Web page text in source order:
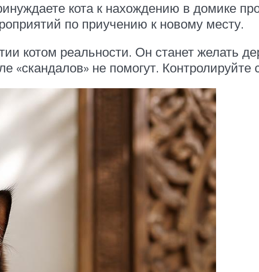
кота к нахождению в домике
по приучению к новому месту.
котом реальности. Он станет желать
«скандалов» не помогут. Контролируйте